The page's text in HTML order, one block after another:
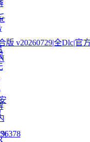
v20260729|全Dlc|官